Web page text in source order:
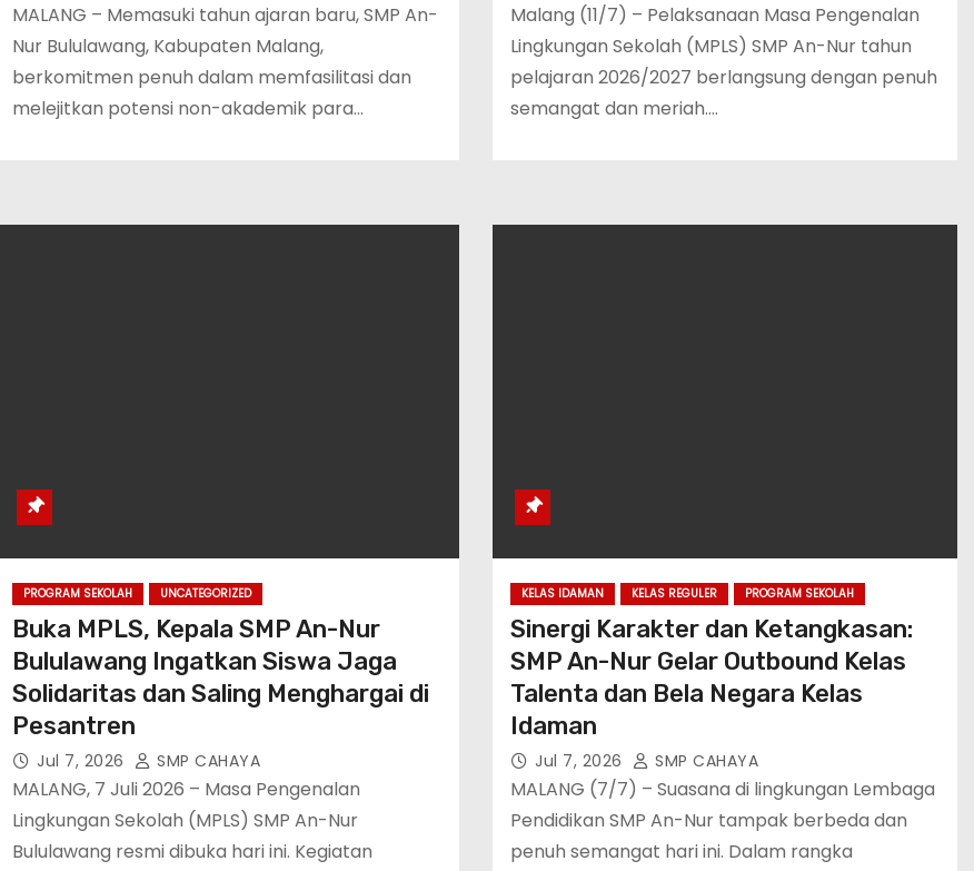
MALANG – Memasuki tahun ajaran baru, SMP An-
Nur Bululawang, Kabupaten Malang,
berkomitmen penuh dalam memfasilitasi dan
melejitkan potensi non-akademik para…
Malang (11/7) – Pelaksanaan Masa Pengenalan
Lingkungan Sekolah (MPLS) SMP An-Nur tahun
pelajaran 2026/2027 berlangsung dengan penuh
semangat dan meriah.…
PROGRAM SEKOLAH UNCATEGORIZED
Buka MPLS, Kepala SMP An-Nur
Bululawang Ingatkan Siswa Jaga
Solidaritas dan Saling Menghargai di
Pesantren
Jul 7, 2026 SMP CAHAYA
MALANG, 7 Juli 2026 – Masa Pengenalan
Lingkungan Sekolah (MPLS) SMP An-Nur
Bululawang resmi dibuka hari ini. Kegiatan
KELAS IDAMAN KELAS REGULER PROGRAM SEKOLAH
Sinergi Karakter dan Ketangkasan:
SMP An-Nur Gelar Outbound Kelas
Talenta dan Bela Negara Kelas
Idaman
Jul 7, 2026 SMP CAHAYA
MALANG (7/7) – Suasana di lingkungan Lembaga
Pendidikan SMP An-Nur tampak berbeda dan
penuh semangat hari ini. Dalam rangka